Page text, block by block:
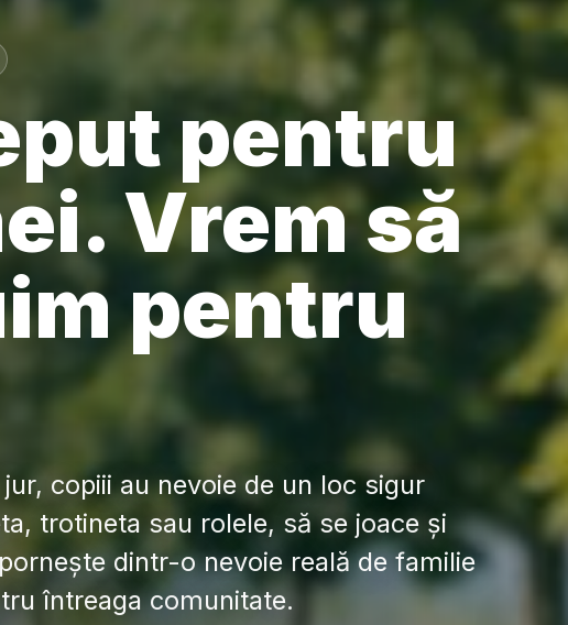
pentru
Vrem să
pentru
copiii au nevoie de un loc sigur
trotineta sau rolele, să se joace și
dintr-o nevoie reală de familie
întreaga comunitate.